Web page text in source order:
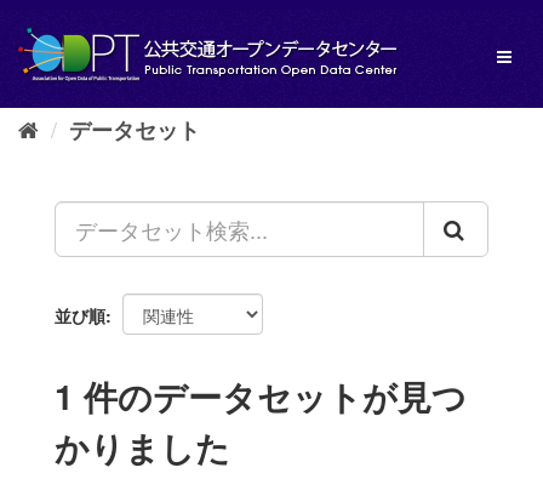
し
データセット
並び順
1 件のデータセットが見つ
かりました